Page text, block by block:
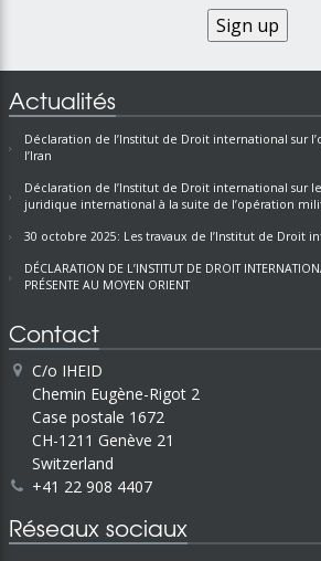
Actualités
Déclaration de l’Institut de Droit international sur
l’Iran
Déclaration de l’Institut de Droit international sur
juridique international à la suite de l’opération
30 octobre 2025: Les travaux de l’Institut de Droit
DÉCLARATION DE L’INSTITUT DE DROIT
PRÉSENTE AU MOYEN ORIENT
Contact
C/o IHEID
Chemin Eugène-Rigot 2
Case postale 1672
CH-1211 Genève 21
Switzerland
+41 22 908 4407
Réseaux sociaux